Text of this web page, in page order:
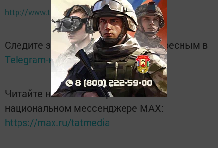
http://www.tatar-inform.ru
Следите за самым важным и интересным в
Telegram-каналеТатмедиа
Читайте новости Татарстана в
национальном мессенджере MАХ:
https://max.ru/tatmedia